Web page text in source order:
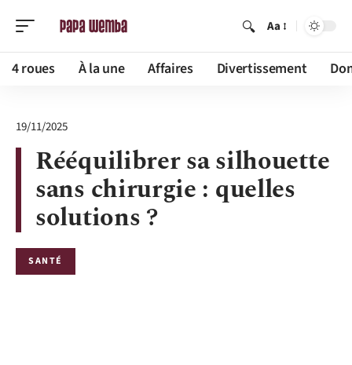
Aa
4 roues À la une Affaires Divertissement
19/11/2025
Rééquilibrer sa silhouette
sans chirurgie : quelles
solutions ?
SANTÉ